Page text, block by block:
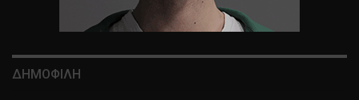
ΔΗΜΟΦΙΛΗ